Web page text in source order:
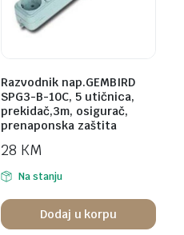
Razvodnik nap.GEMBIRD
SPG3-B-10C, 5 utičnica,
prekidač,3m, osigurač,
prenaponska zaštita
28 KM
Na stanju
Dodaj u korpu